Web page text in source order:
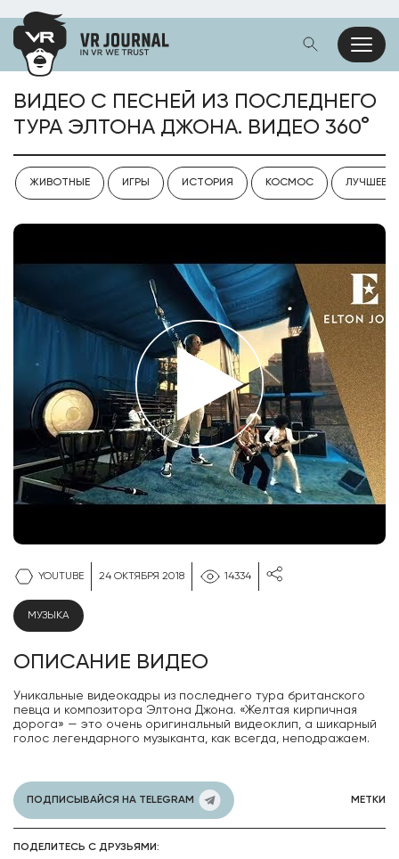
ВИДЕО С ПЕСНЕЙ ИЗ ПОСЛЕДНЕГО
ТУРА ЭЛТОНА ДЖОНА. ВИДЕО 360°
ЖИВОТНЫЕ ИГРЫ ИСТОРИЯ КОСМОС ЛУЧШЕЕ
МУЗЫКА
YOUTUBE 24 ОКТЯБРЯ 2018 14334
ОПИСАНИЕ ВИДЕО
Уникальные видеокадры из последнего тура британского
певца и композитора Элтона Джона. «Желтая кирпичная
дорога» — это очень оригинальный видеоклип, а шикарный
голос легендарного музыканта, как всегда, неподражаем.
ПОДПИСЫВАЙСЯ НА TELEGRAM МЕТКИ
ПОДЕЛИТЕСЬ С ДРУЗЬЯМИ: